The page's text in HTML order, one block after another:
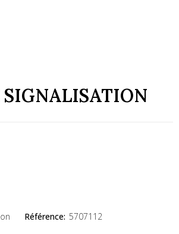
SIGNALISATION
Référence: 5707112